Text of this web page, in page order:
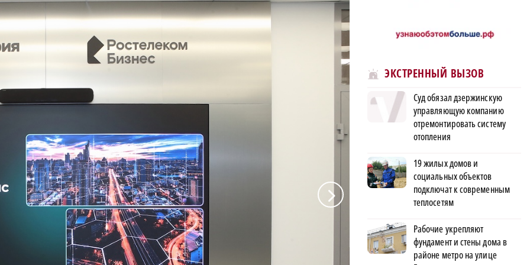
a
ЭКСТРЕННЫЙ ВЫЗОВ
Суд обязал дзержинскую
управляющую компанию
отремонтировать систему
отопления
19 жилых домов и
социальных объектов
подключат к современным
теплосетям
Рабочие укрепляют
фундамент и стены дома в
районе метро на улице